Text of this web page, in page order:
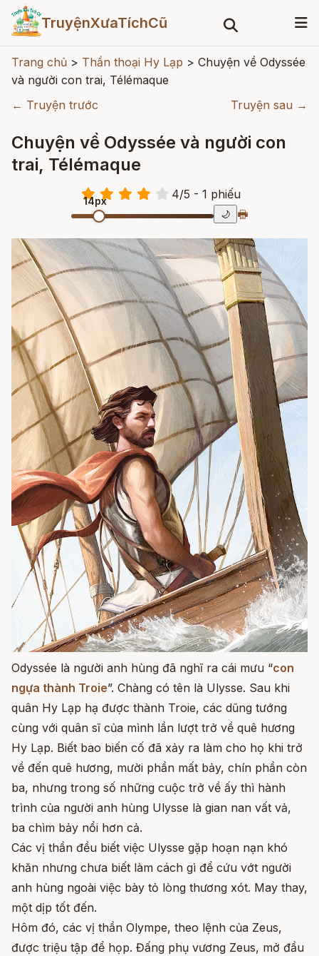
TruyệnXưaTíchCũ
Trang chủ > Thần thoại Hy Lạp > Chuyện về Odyssée
và người con trai, Télémaque
← Truyện trước
Truyện sau →
Chuyện về Odyssée và người con
trai, Télémaque
4/5 - 1 phiếu
14px
🌙 🖶
Odyssée là người anh hùng đã nghĩ ra cái mưu “con
ngựa thành Troie”. Chàng có tên là Ulysse. Sau khi
quân Hy Lạp hạ được thành Troie, các dũng tướng
cùng với quân sĩ của mình lần lượt trở về quê hương
Hy Lạp. Biết bao biến cố đã xảy ra làm cho họ khi trở
về đến quê hương, mười phần mất bảy, chín phần còn
ba, nhưng trong số những cuộc trở về ấy thì hành
trình của người anh hùng Ulysse là gian nan vất vả,
ba chìm bảy nổi hơn cả.
Các vị thần đều biết việc Ulysse gặp hoạn nạn khó
khăn nhưng chưa biết làm cách gì để cứu vớt người
anh hùng ngoài việc bày tỏ lòng thương xót. May thay,
một dịp tốt đến.
Hôm đó, các vị thần Olympe, theo lệnh của Zeus,
được triệu tập để họp. Đấng phụ vương Zeus, mở đầu